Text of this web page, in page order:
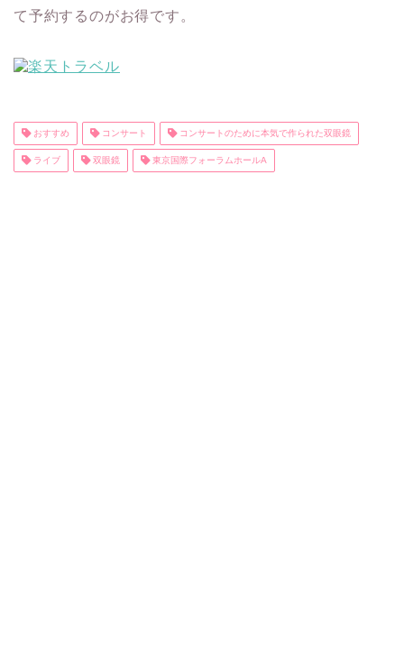
て予約するのがお得です。
おすすめ コンサート コンサートのために本気で作られた双眼鏡
ライブ 双眼鏡 東京国際フォーラムホールA